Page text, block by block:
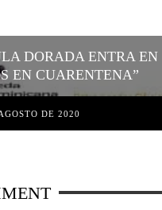
DORADA ENTRA
EN CUARENTENA”
DE 2020